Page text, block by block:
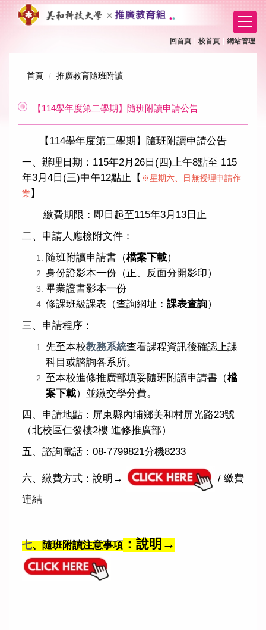
回首頁 校首頁 網站管理
首頁 推廣教育隨班附讀
【114學年度第二學期】隨班附讀申請公告
【114學年度第二學期】隨班附讀申請公告
一、辦理日期：115年2月26日(四)上午8點至 115
年3月4日(三)中午12點止【 ※星期六、日無授理申請作
業】
繳費期限：即日起至115年3月13日止
二、申請人應檢附文件：
隨班附讀申請書（檔案下載）
身份證影本一份（正、反面分開影印）
畢業證書影本一份
修課班級課表（查詢網址： 課表查詢）
三、申請程序：
先至本校教務系統查看課程資訊後確認上課
科目或諮詢各系所。
至本校進修推廣部填妥隨班附讀申請書 （檔
案下載）並繳交學分費。
四、申請地點：屏東縣內埔鄉美和村屏光路23號
（北校區仁發樓2樓 進修推廣部）
五、諮詢電話：08-7799821分機8233
六、繳費方式：說明→ / 繳費
連結
七、隨班附讀注意事項 ：說明→